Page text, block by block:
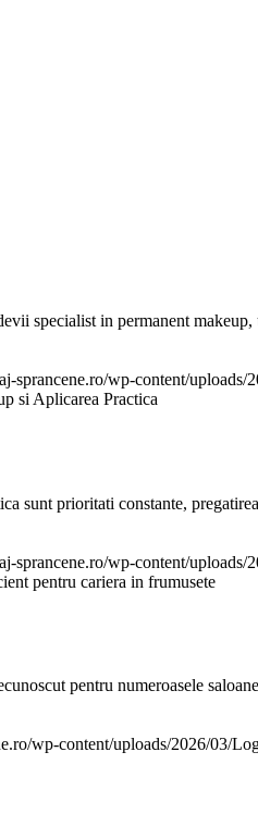
specialist in permanent
sprancene.ro/wp-content/
si Aplicarea Practica
sunt prioritati constante,
sprancene.ro/wp-content/
pentru cariera in frumusete
pentru numeroasele
wp-content/uploads/2026/03/